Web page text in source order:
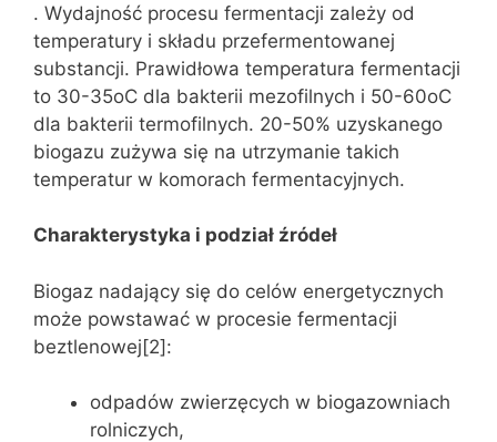
. Wydajność procesu fermentacji zależy od
temperatury i składu przefermentowanej
substancji. Prawidłowa temperatura fermentacji
to 30-35oC dla bakterii mezofilnych i 50-60oC
dla bakterii termofilnych. 20-50% uzyskanego
biogazu zużywa się na utrzymanie takich
temperatur w komorach fermentacyjnych.
Charakterystyka i podział źródeł
Biogaz nadający się do celów energetycznych
może powstawać w procesie fermentacji
beztlenowej[2]:
odpadów zwierzęcych w biogazowniach
rolniczych,